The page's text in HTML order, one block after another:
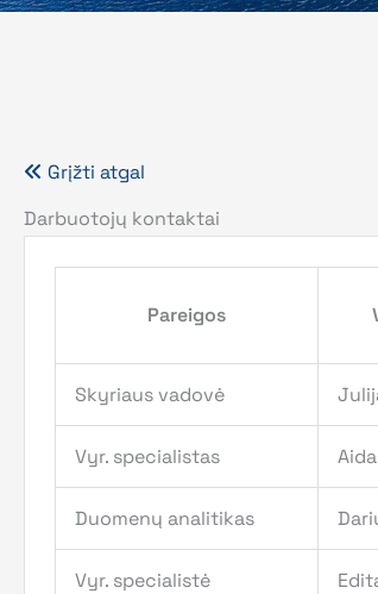
Grįžti atgal
Darbuotojų kontaktai
Pareigos
Skyriaus vadovė
Vyr. specialistas
Duomenų analitikas
Vyr. specialistė